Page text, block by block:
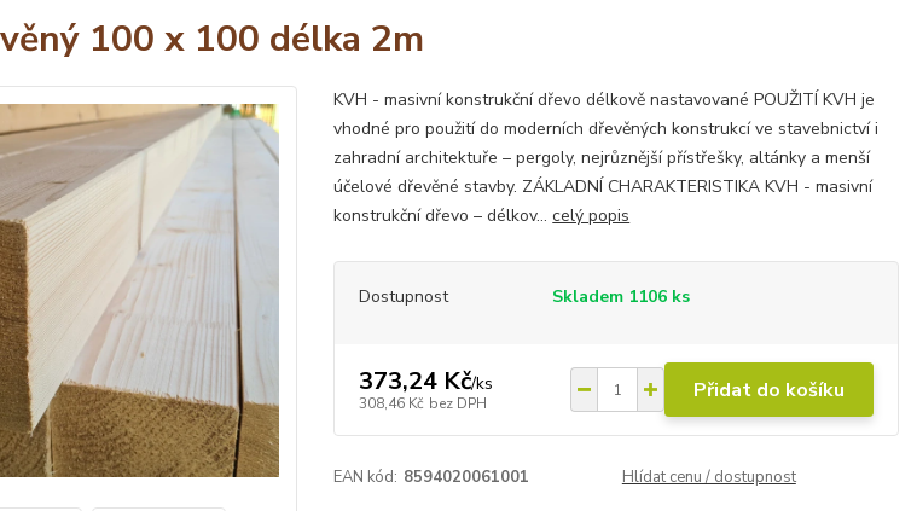
100 x 100 délka 2m
KVH - masivní konstrukční dřevo délkově nastavované POUŽITÍ KVH je
vhodné pro použití do moderních dřevěných konstrukcí ve stavebnictví i
zahradní architektuře – pergoly, nejrůznější přístřešky, altánky a menší
účelové dřevěné stavby. ZÁKLADNÍ CHARAKTERISTIKA KVH - masivní
konstrukční dřevo – délkov...celý popis
Dostupnost Skladem 1106 ks
373,24 Kč/ks
308,46 Kč bez DPH Přidat do košíku
EAN kód: 8594020061001 Hlídat cenu / dostupnost